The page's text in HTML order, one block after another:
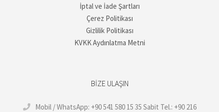
İptal ve İade Şartları
Çerez Politikası
Gizlilik Politikası
KVKK Aydınlatma Metni
BIZE ULAŞIN
Mobil / WhatsApp: +90 541 580 15 35 Sabit Tel.: +90 216